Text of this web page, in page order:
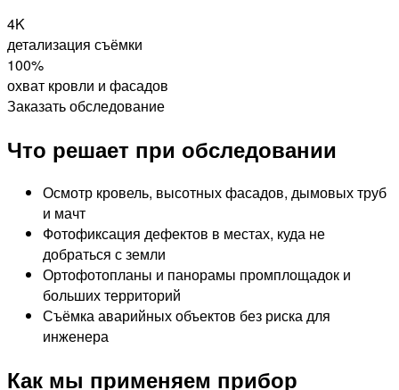
4K
детализация съёмки
100%
охват кровли и фасадов
Заказать обследование
Что решает при обследовании
Осмотр кровель, высотных фасадов, дымовых труб
и мачт
Фотофиксация дефектов в местах, куда не
добраться с земли
Ортофотопланы и панорамы промплощадок и
больших территорий
Съёмка аварийных объектов без риска для
инженера
Как мы применяем прибор